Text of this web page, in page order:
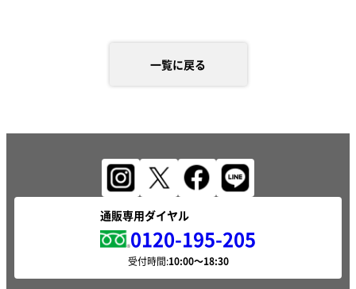
一覧に戻る
通販専用ダイヤル
0120-195-205
受付時間: